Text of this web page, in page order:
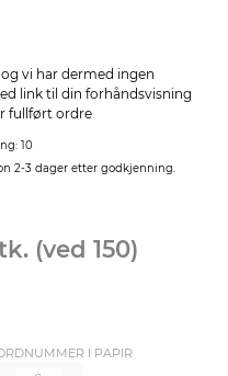
vi har dermed ingen
link til din forhåndsvisning
fullført ordre
10
2-3 dager etter godkjenning.
(ved 150)
I PAPIR